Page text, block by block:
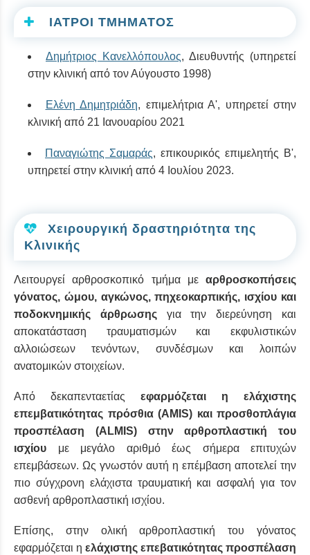
ΙΑΤΡΟΙ ΤΜΗΜΑΤΟΣ
Δημήτριος Κανελλόπουλος, Διευθυντής (υπηρετεί
στην κλινική από τον Αύγουστο 1998)
Ελένη Δημητριάδη, επιμελήτρια Α', υπηρετεί στην
κλινική από 21 Ιανουαρίου 2021
Παναγιώτης Σαμαράς, επικουρικός επιμελητής Β',
υπηρετεί στην κλινική από 4 Ιουλίου 2023.
Χειρουργική δραστηριότητα της
Κλινικής
Λειτουργεί αρθροσκοπικό τμήμα με αρθροσκοπήσεις
γόνατος, ώμου, αγκώνος, πηχεοκαρπικής, ισχίου και
ποδοκνημικής άρθρωσηςγια την διερεύνηση και
αποκατάσταση τραυματισμών και εκφυλιστικών
αλλοιώσεων τενόντων, συνδέσμων και λοιπών
ανατομικών στοιχείων.
Από δεκαπενταετίας εφαρμόζεται η ελάχιστης
επεμβατικότητας πρόσθια (ΑΜΙS) και προσθοπλάγια
προσπέλαση (ALMIS) στην αρθροπλαστική του
ισχίου με μεγάλο αριθμό έως σήμερα επιτυχών
επεμβάσεων. Ως γνωστόν αυτή η επέμβαση αποτελεί την
πιο σύγχρονη ελάχιστα τραυματική και ασφαλή για τον
ασθενή αρθροπλαστική ισχίου.
Επίσης, στην ολική αρθροπλαστική του γόνατος
εφαρμόζεται η ελάχιστης επεβατικότητας προσπέλαση